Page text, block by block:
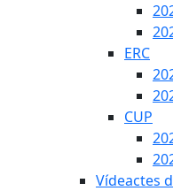
ERC
CUP
Vídeactes